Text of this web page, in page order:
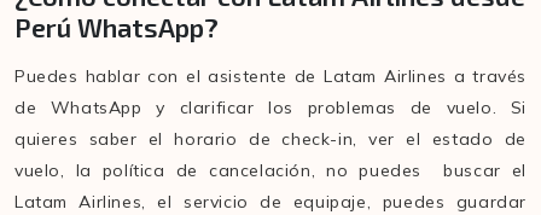
Perú WhatsApp?
Puedes hablar con el asistente de Latam Airlines a través
de WhatsApp y clarificar los problemas de vuelo. Si
quieres saber el horario de check-in, ver el estado de
vuelo, la política de cancelación, no puedes buscar el
Latam Airlines, el servicio de equipaje, puedes guardar